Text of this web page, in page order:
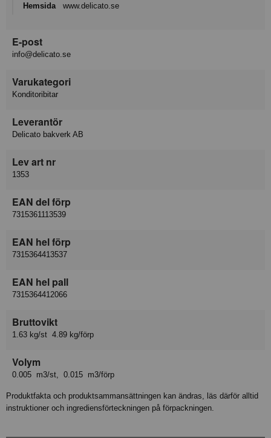
Hemsida www.delicato.se
E-post
info@delicato.se
Varukategori
Konditoribitar
Leverantör
Delicato bakverk AB
Lev art nr
1353
EAN del förp
7315361113539
EAN hel förp
7315364413537
EAN hel pall
7315364412066
Bruttovikt
1.63 kg/st 4.89 kg/förp
Volym
0.005 m3/st, 0.015 m3/förp
Produktfakta och produktsammansättningen kan ändras, läs därför alltid
instruktioner och ingrediensförteckningen på förpackningen.